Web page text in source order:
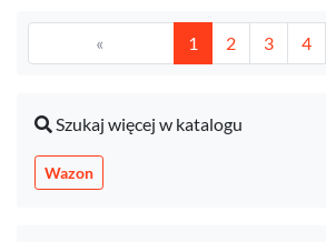
« 1 2 3 4
Szukaj więcej w katalogu
Wazon